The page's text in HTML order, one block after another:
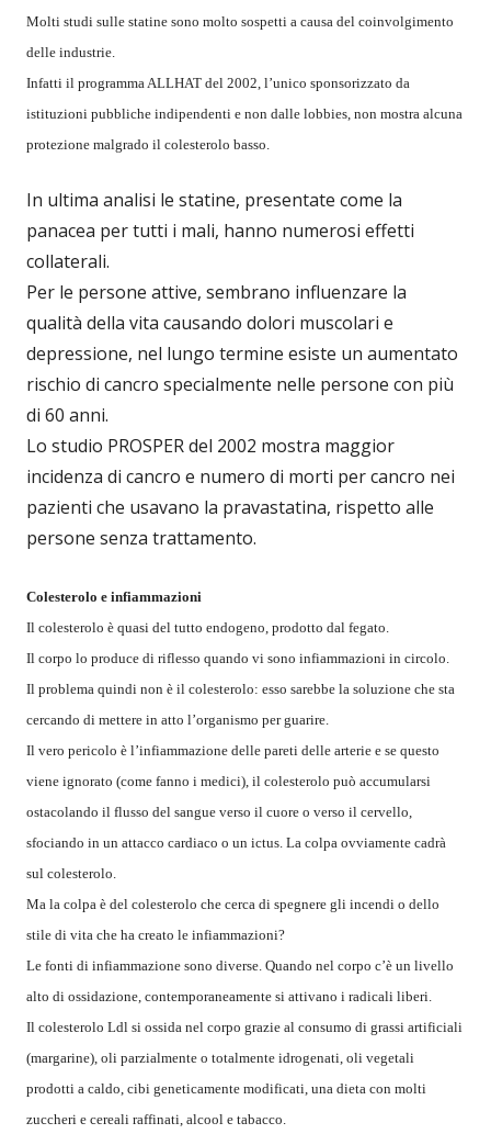
Molti studi sulle statine sono molto sospetti a causa del coinvolgimento
delle industrie.
Infatti il programma ALLHAT del 2002, l’unico sponsorizzato da
istituzioni pubbliche indipendenti e non dalle lobbies, non mostra alcuna
protezione malgrado il colesterolo basso.
In ultima analisi le statine, presentate come la
panacea per tutti i mali, hanno numerosi effetti
collaterali.
Per le persone attive, sembrano influenzare la
qualità della vita causando dolori muscolari e
depressione, nel lungo termine esiste un aumentato
rischio di cancro specialmente nelle persone con più
di 60 anni.
Lo studio PROSPER del 2002 mostra maggior
incidenza di cancro e numero di morti per cancro nei
pazienti che usavano la pravastatina, rispetto alle
persone senza trattamento.
Colesterolo e infiammazioni
Il colesterolo è quasi del tutto endogeno, prodotto dal fegato.
Il corpo lo produce di riflesso quando vi sono infiammazioni in circolo.
Il problema quindi non è il colesterolo: esso sarebbe la soluzione che sta
cercando di mettere in atto l’organismo per guarire.
Il vero pericolo è l’infiammazione delle pareti delle arterie e se questo
viene ignorato (come fanno i medici), il colesterolo può accumularsi
ostacolando il flusso del sangue verso il cuore o verso il cervello,
sfociando in un attacco cardiaco o un ictus. La colpa ovviamente cadrà
sul colesterolo.
Ma la colpa è del colesterolo che cerca di spegnere gli incendi o dello
stile di vita che ha creato le infiammazioni?
Le fonti di infiammazione sono diverse. Quando nel corpo c’è un livello
alto di ossidazione, contemporaneamente si attivano i radicali liberi.
Il colesterolo Ldl si ossida nel corpo grazie al consumo di grassi artificiali
(margarine), oli parzialmente o totalmente idrogenati, oli vegetali
prodotti a caldo, cibi geneticamente modificati, una dieta con molti
zuccheri e cereali raffinati, alcool e tabacco.